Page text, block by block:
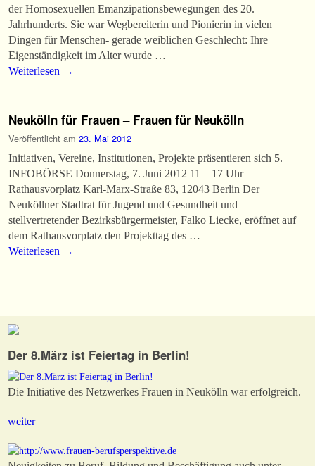
der Homosexuellen Emanzipationsbewegungen des 20.
Jahrhunderts. Sie war Wegbereiterin und Pionierin in vielen
Dingen für Menschen- gerade weiblichen Geschlecht: Ihre
Eigenständigkeit im Alter wurde …
Weiterlesen →
Neukölln für Frauen – Frauen für Neukölln
Veröffentlicht am 23. Mai 2012
Initiativen, Vereine, Institutionen, Projekte präsentieren sich 5.
INFOBÖRSE Donnerstag, 7. Juni 2012 11 – 17 Uhr
Rathausvorplatz Karl-Marx-Straße 83, 12043 Berlin Der
Neuköllner Stadtrat für Jugend und Gesundheit und
stellvertretender Bezirksbürgermeister, Falko Liecke, eröffnet auf
dem Rathausvorplatz den Projekttag des …
Weiterlesen →
Der 8.März ist Feiertag in Berlin!
Die Initiative des Netzwerkes Frauen in Neukölln war erfolgreich.
weiter